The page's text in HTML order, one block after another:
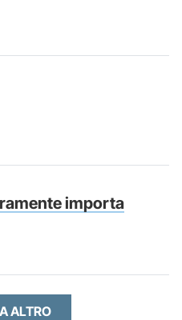
importa
ALTRO